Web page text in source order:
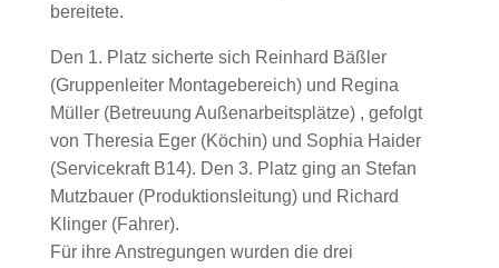
bereitete.
Den 1. Platz sicherte sich Reinhard Bäßler
(Gruppenleiter Montagebereich) und Regina
Müller (Betreuung Außenarbeitsplätze) , gefolgt
von Theresia Eger (Köchin) und Sophia Haider
(Servicekraft B14). Den 3. Platz ging an Stefan
Mutzbauer (Produktionsleitung) und Richard
Klinger (Fahrer).
Für ihre Anstregungen wurden die drei